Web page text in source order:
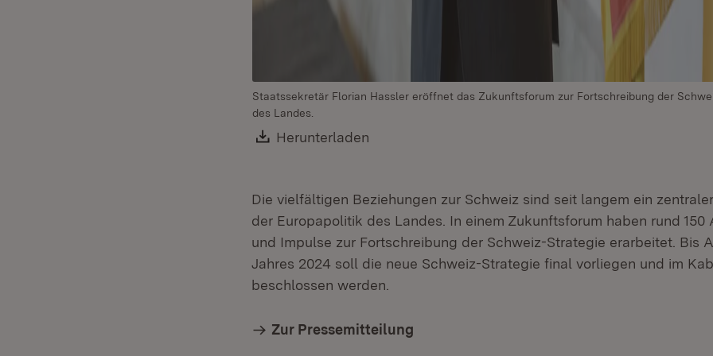
Staatssekretär Florian Hassler eröffnet das Zukunftsforum zur Fortschreibung der
des Landes.
Download:
Herunterladen
Die vielfältigen Beziehungen zur Schweiz sind seit langem ein
der Europapolitik des Landes. In einem Zukunftsforum haben rund 150
und Impulse zur Fortschreibung der Schweiz-Strategie erarbeitet. Bis
Jahres 2024 soll die neue Schweiz-Strategie final vorliegen und im
beschlossen werden.
Zur Pressemitteilung